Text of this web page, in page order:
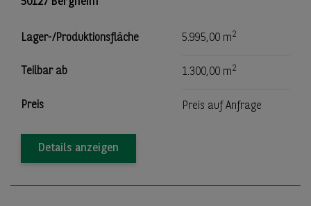
50127 Bergheim
Lager-/Produktionsfläche 5.995,00 m2
Teilbar ab 1.300,00 m2
Preis Preis auf Anfrage
Details anzeigen